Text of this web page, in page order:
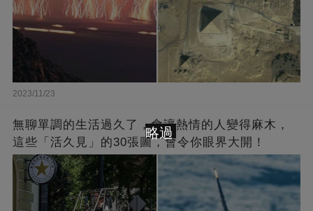
2023/11/23
無聊單調的生活過久了，會讓熱情的人變得麻木，
這些「活久見」的30張圖，會令你眼界大開！
略過